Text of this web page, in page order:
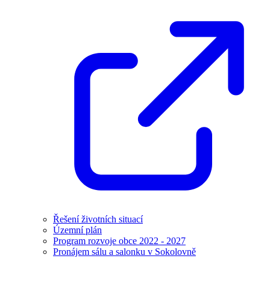
Řešení životních situací
Územní plán
Program rozvoje obce 2022 - 2027
Pronájem sálu a salonku v Sokolovně